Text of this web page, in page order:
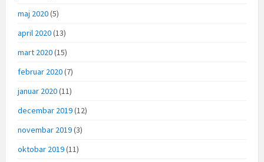
maj 2020(5)
april 2020(13)
mart 2020(15)
februar 2020(7)
januar 2020(11)
decembar 2019(12)
novembar 2019(3)
oktobar 2019(11)